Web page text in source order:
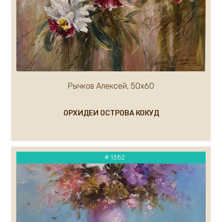
Каковкин Е.
Казак Мария
Кандашкин Владимир
Карлов Сергей
Карнаухов Кирилл
Касымова Назокат
Кипарисов Леонид
Ковалев Кирилл
Ковалёв Сергей
Кондратьев Михаил
Короленко Вячеслав
Костенко Анастасия
Кравцов Дмитрий
Рычков Алексей, 50х60
ОРХИДЕИ ОСТРОВА КОКУД
# 1382